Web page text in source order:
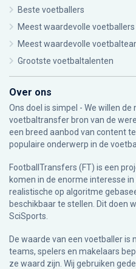
Beste voetballers
Meest waardevolle voetballers
Meest waardevolle
Grootste voetbaltalenten
Over ons
Ons doel is simpel - We willen
voetbaltransfer bron van de
een breed aanbod van content
populaire onderwerp in de
FootballTransfers (FT) is een
komen in de enorme interesse
realistische op algoritme
beschikbaar te stellen. Dit doen
SciSports
De waarde van een voetballer
teams, spelers en makelaars
ze waard zijn. Wij gebruiken